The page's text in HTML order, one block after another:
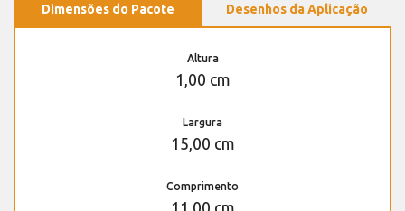
Dimensões do Pacote Desenhos da Aplicação
Altura
1,00 cm
Largura
15,00 cm
Comprimento
11,00 cm